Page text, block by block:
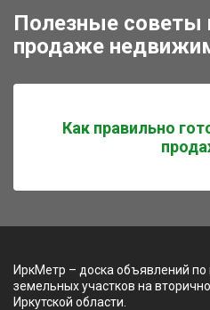
Полезные советы
продаже
Как правильно
ИркМетр – доска объявлений
земельных участков на
Иркутской области.